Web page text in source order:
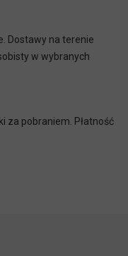
Dostawy na terenie
w wybranych
za pobraniem. Płatność